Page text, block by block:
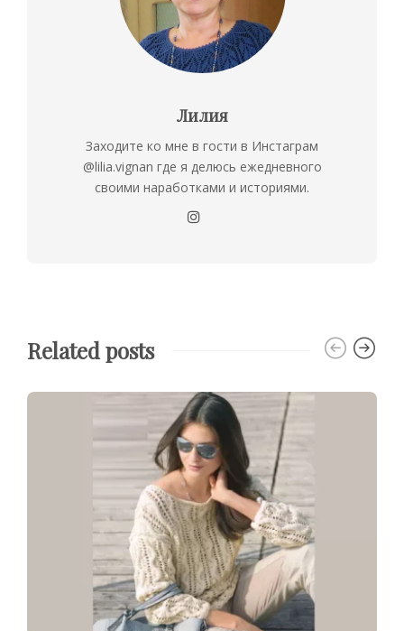
Лилия
Заходите ко мне в гости в Инстаграм
@lilia.vignan где я делюсь ежедневного
своими наработками и историями.
Related posts